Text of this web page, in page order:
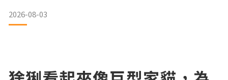
可愛的外型只是牠們的特色之一，牠們高智商、超級黏人又愛
說話的個性，並非每個家庭都能適應。如果你正考慮迎接這位
2026-08-03